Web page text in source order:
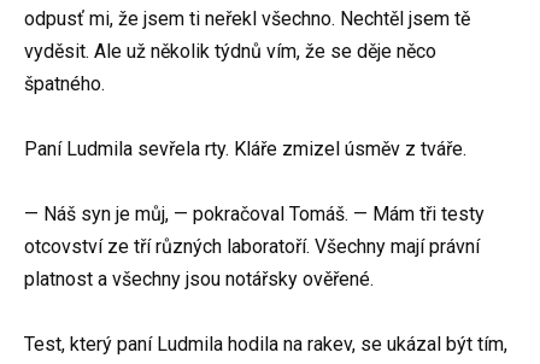
odpusť mi, že jsem ti neřekl všechno. Nechtěl jsem tě
vyděsit. Ale už několik týdnů vím, že se děje něco
špatného.
Paní Ludmila sevřela rty. Kláře zmizel úsměv z tváře.
— Náš syn je můj, — pokračoval Tomáš. — Mám tři testy
otcovství ze tří různých laboratoří. Všechny mají právní
platnost a všechny jsou notářsky ověřené.
Test, který paní Ludmila hodila na rakev, se ukázal být tím,